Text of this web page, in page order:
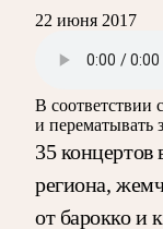
22 июня 2017
В соответствии
и перематывать
35 концертов
региона,
от барокко и